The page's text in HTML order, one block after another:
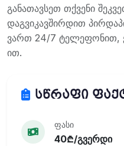
განათავსეთ თქვენი
დაგვიკავშირდით
ვართ 24/7 ტელეფონით,
ით.
სწრაფი
ფასი
40₾/გვერდი